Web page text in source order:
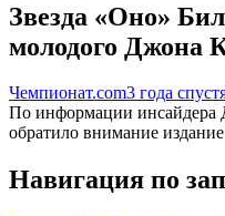
Звезда «Оно»
молодого Джона
Чемпионат.com3 года
По информации инсайдера
обратило внимание
Навигация по